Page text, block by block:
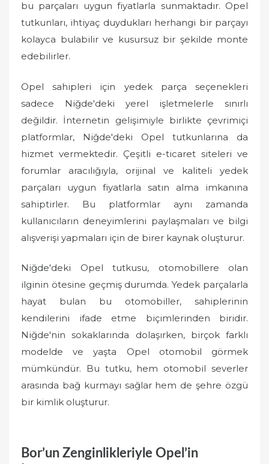
bu parçaları uygun fiyatlarla sunmaktadır. Opel
tutkunları, ihtiyaç duydukları herhangi bir parçayı
kolayca bulabilir ve kusursuz bir şekilde monte
edebilirler.
Opel sahipleri için yedek parça seçenekleri
sadece Niğde'deki yerel işletmelerle sınırlı
değildir. İnternetin gelişimiyle birlikte çevrimiçi
platformlar, Niğde'deki Opel tutkunlarına da
hizmet vermektedir. Çeşitli e-ticaret siteleri ve
forumlar aracılığıyla, orijinal ve kaliteli yedek
parçaları uygun fiyatlarla satın alma imkanına
sahiptirler. Bu platformlar aynı zamanda
kullanıcıların deneyimlerini paylaşmaları ve bilgi
alışverişi yapmaları için de birer kaynak oluşturur.
Niğde'deki Opel tutkusu, otomobillere olan
ilginin ötesine geçmiş durumda. Yedek parçalarla
hayat bulan bu otomobiller, sahiplerinin
kendilerini ifade etme biçimlerinden biridir.
Niğde'nin sokaklarında dolaşırken, birçok farklı
modelde ve yaşta Opel otomobil görmek
mümkündür. Bu tutku, hem otomobil severler
arasında bağ kurmayı sağlar hem de şehre özgü
bir kimlik oluşturur.
Bor’un Zenginlikleriyle Opel’in